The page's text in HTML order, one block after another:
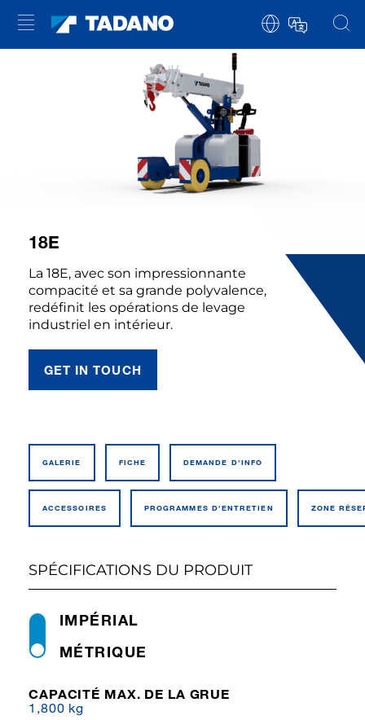
18E
La 18E, avec son impressionnante
compacité et sa grande polyvalence,
redéfinit les opérations de levage
industriel en intérieur.
GET IN TOUCH
GALERIE FICHE DEMANDE D’INFO
ACCESSOIRES PROGRAMMES D’ENTRETIEN ZONE
SPÉCIFICATIONS DU PRODUIT
MÉTRIQUE
IMPÉRIAL
CAPACITÉ MAX. DE LA GRUE
1,800 kg